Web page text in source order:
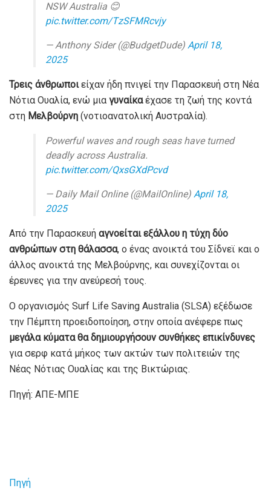
NSW Australia 😊
pic.twitter.com/TzSFMRcvjy
— Anthony Sider (@BudgetDude) April 18,
2025
Τρεις άνθρωποιείχαν ήδη πνιγεί την Παρασκευή στη Νέα
Νότια Ουαλία, ενώ μια γυναίκαέχασε τη ζωή της κοντά
στη Μελβούρνη (νοτιοανατολική Αυστραλία).
Powerful waves and rough seas have turned
deadly across Australia.
pic.twitter.com/QxsGXdPcvd
— Daily Mail Online (@MailOnline) April 18,
2025
Από την Παρασκευή αγνοείται εξάλλου η τύχη δύο
ανθρώπων στη θάλασσα, ο ένας ανοικτά του Σίδνεϊ και ο
άλλος ανοικτά της Μελβούρνης, και συνεχίζονται οι
έρευνες για την ανεύρεσή τους.
Ο οργανισμός Surf Life Saving Australia (SLSA) εξέδωσε
την Πέμπτη προειδοποίηση, στην οποία ανέφερε πως
μεγάλα κύματα θα δημιουργήσουν συνθήκες επικίνδυνες
για σερφ κατά μήκος των ακτών των πολιτειών της
Νέας Νότιας Ουαλίας και της Βικτώριας.
Πηγή: ΑΠΕ-ΜΠΕ
Πηγή